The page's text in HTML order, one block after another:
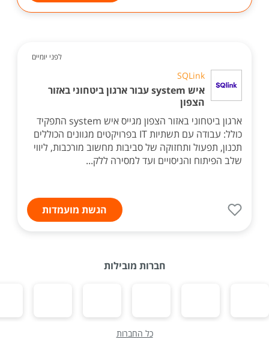
לפני יומיים
SQLink
איש system עבור ארגון ביטחוני באזור
הצפון
ארגון ביטחוני באזור הצפון מגייס איש system התפקיד
כולל: עבודה עם תשתיות IT בפרויקטים מגוונים הכוללים
תכנון, תפעול ותחזוקה של סביבות מחשוב מורכבות, ליווי
שלב הפיתוח והניסויים ועד למסירה ללק...
הגשת מועמדות
חברות מובילות
כל החברות